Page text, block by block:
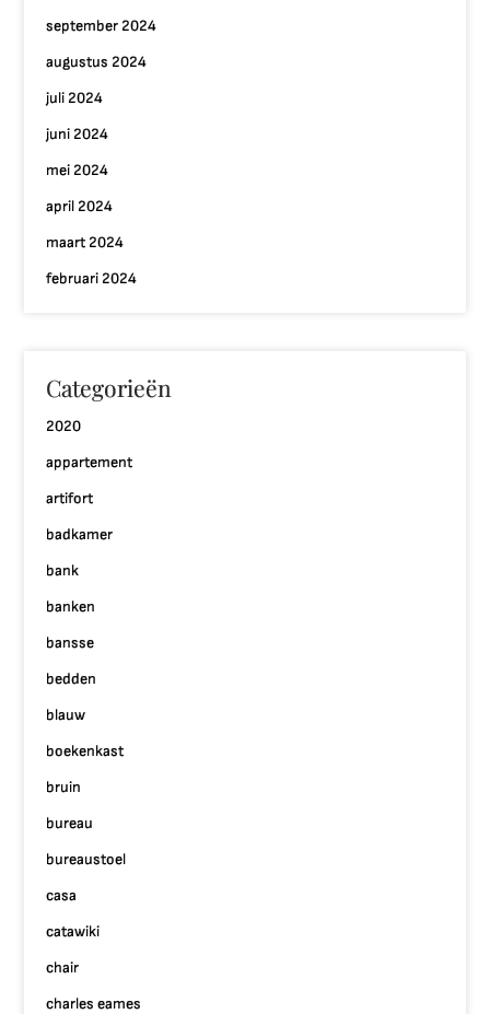
september 2024
augustus 2024
juli 2024
juni 2024
mei 2024
april 2024
maart 2024
februari 2024
Categorieën
2020
appartement
artifort
badkamer
bank
banken
bansse
bedden
blauw
boekenkast
bruin
bureau
bureaustoel
casa
catawiki
chair
charles eames